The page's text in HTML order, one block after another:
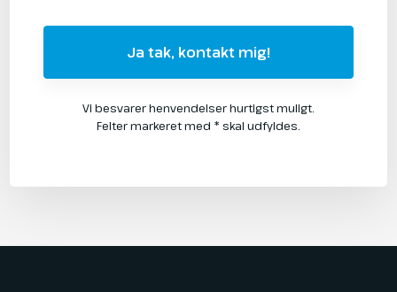
Vi besvarer henvendelser hurtigst muligt.
Felter markeret med * skal udfyldes.